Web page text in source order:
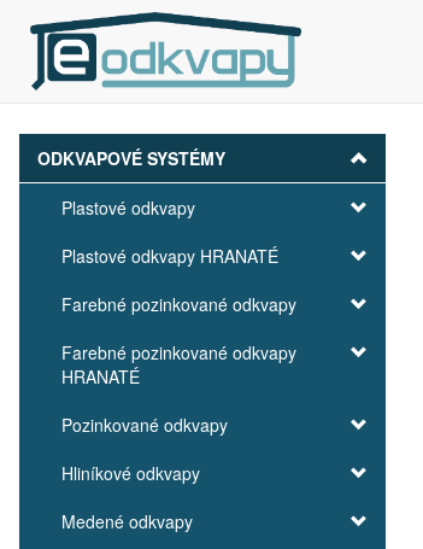
ODKVAPOVÉ SYSTÉMY
Plastové odkvapy
Plastové odkvapy HRANATÉ
Farebné pozinkované odkvapy
Farebné pozinkované odkvapy
HRANATÉ
Pozinkované odkvapy
Hliníkové odkvapy
Medené odkvapy